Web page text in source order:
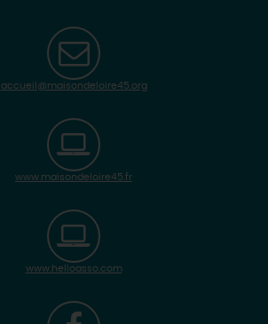
accueil@maisondeloire45.org
www.maisondeloire45.fr
www.helloasso.com